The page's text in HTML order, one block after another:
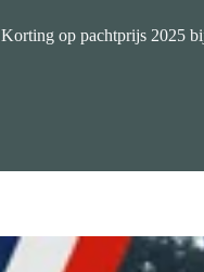
Korting op pachtprijs 2025